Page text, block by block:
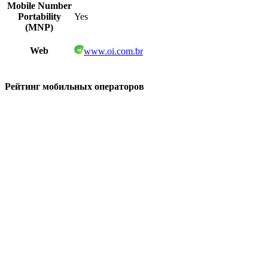
Mobile Number
Portability
(MNP)
Yes
Web www.oi.com.br
Рейтинг мобильных операторов